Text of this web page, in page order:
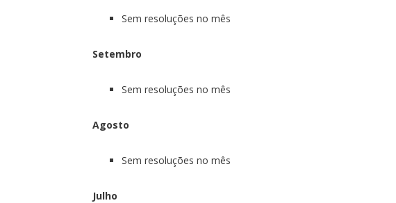
Sem resoluções no mês
Setembro
Sem resoluções no mês
Agosto
Sem resoluções no mês
Julho